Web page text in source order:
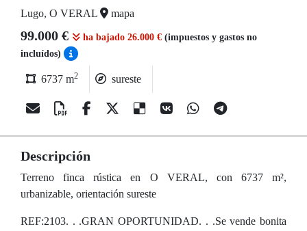
Lugo, O VERAL mapa
99.000 € ha bajado 26.000 € (impuestos y gastos no
incluídos)
6737 m2 sureste
Descripción
Terreno finca rústica en O VERAL, con 6737 m²,
urbanizable, orientación sureste
REF:2103. . .GRAN OPORTUNIDAD. . .Se vende bonita